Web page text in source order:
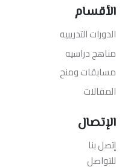
الأقسام
الدورات التدريبيه
مناهج دراسيه
مسابقات ومنح
المقالات
الإتصال
إتصل بنا
للتواصل